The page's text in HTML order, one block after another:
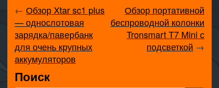
← Обзор Xtar sc1 plus
— однослотовая
зарядка/павербанк
для очень крупных
аккумуляторов
Обзор портативной
беспроводной колонки
Tronsmart T7 Mini с
подсветкой →
Поиск